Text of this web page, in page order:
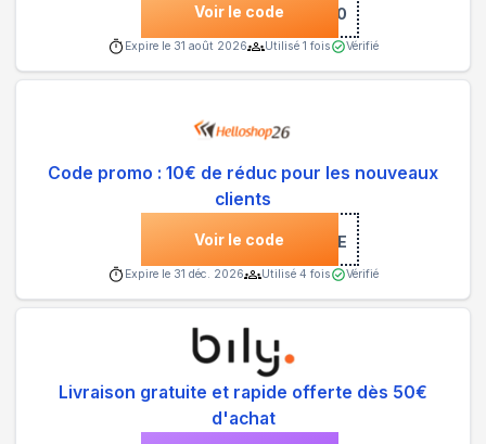
Voir le code***LO10
Expire le 31 août 2026 Utilisé 1 fois Vérifié
Code promo : 10€ de réduc pour les nouveaux
clients
Voir le code***COME
Expire le 31 déc. 2026 Utilisé 4 fois Vérifié
Livraison gratuite et rapide offerte dès 50€
d'achat